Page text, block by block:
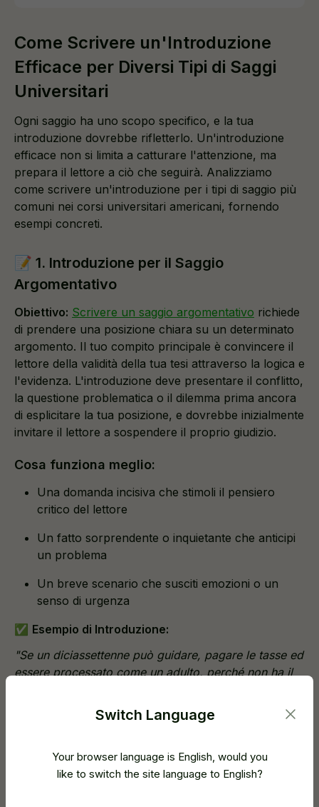
Come Scrivere un'Introduzione
Efficace per Diversi Tipi di Saggi
Universitari
Ogni saggio ha uno scopo specifico, e la tua
introduzione dovrebbe rifletterlo. Un'introduzione
efficace non si limita a catturare l'attenzione, ma
prepara il lettore a ciò che seguirà. Analizziamo
come scrivere un'introduzione per i tipi di saggio più
comuni nei corsi universitari americani, fornendo
esempi concreti.
📝 1. Introduzione per il Saggio
Argomentativo
Obiettivo: Scrivere un saggio argomentativo richiede
di prendere una posizione chiara su un determinato
argomento. Il tuo compito principale è convincere il
lettore della validità della tua tesi attraverso la logica e
l'evidenza. L'introduzione deve presentare il conflitto,
la questione problematica o il dilemma prima ancora
di esplicitare la tua posizione, e dovrebbe inizialmente
invitare il lettore a sospendere il proprio giudizio.
Cosa funziona meglio:
Una domanda incisiva che stimoli il pensiero
critico del lettore
Un fatto sorprendente o inquietante che anticipi
un problema
Un breve scenario che susciti emozioni o un
senso di urgenza
✅ Esempio di Introduzione:
"Se un diciassettenne può guidare, pagare le tasse ed
essere processato come un adulto, perché non ha il
Perché funziona:
contraddizione ingiusta, seguito da una riflessione sul
diritto di voto dei giovani. Incoraggia inoltre il lettore a
intuire la tua posizione prima che tu la dichiari
Switch Language
Your browser language is English, would you
like to switch the site language to English?